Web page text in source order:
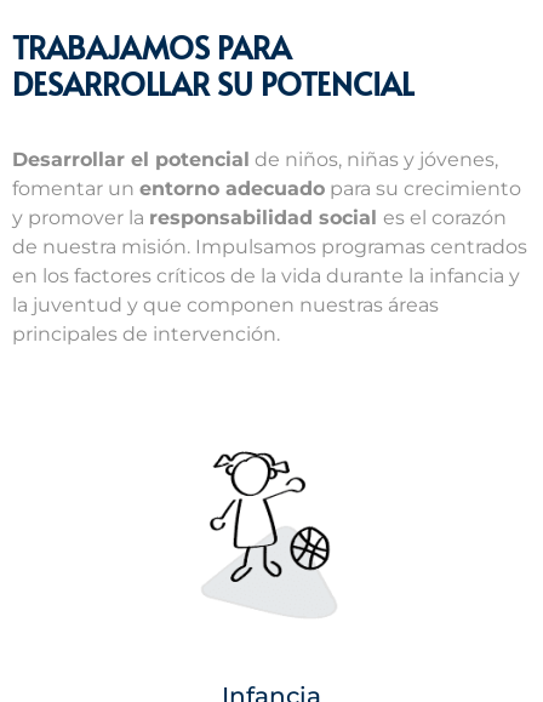
TRABAJAMOS PARA
DESARROLLAR SU POTENCIAL
Desarrollar el potencial de niños, niñas y jóvenes,
fomentar un entorno adecuado para su crecimiento
y promover la responsabilidad social es el corazón
de nuestra misión. Impulsamos programas centrados
en los factores críticos de la vida durante la infancia y
la juventud y que componen nuestras áreas
principales de intervención.
Infancia